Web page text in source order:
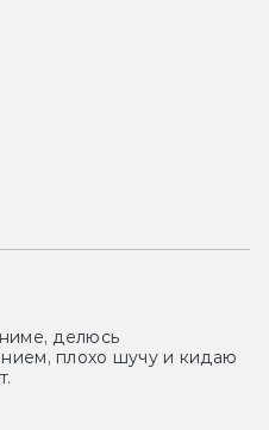
делюсь
плохо шучу и кидаю